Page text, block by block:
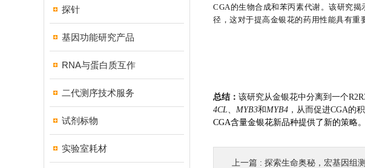
探针
基因功能研究产品
RNA与蛋白质互作
二代测序技术服务
试剂标物
实验室耗材
CGA的生物合成和苯丙素代谢。该研究
径，这对于提高金银花的药用性能具有重
总结 ： 该研究从金银花中分离到一个
4CL、 MYB3和MYB4 ，从而促进CGA的
CGA含量金银花新品种提供了新的策略。
上一篇 : 探索生命奥秘，宏基因组测序